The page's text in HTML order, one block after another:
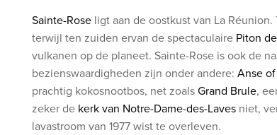
Sainte-Rose ligt aan de oostkust van La
terwijl ten zuiden ervan de spectaculaire Piton
vulkanen op de planeet. Sainte-Rose is ook de
bezienswaardigheden zijn onder andere: Anse
prachtig kokosnootbos, net zoalsGrand Brule,
zeker de kerk van Notre-Dame-des-Laves niet,
lavastroom van 1977 wist te overleven.